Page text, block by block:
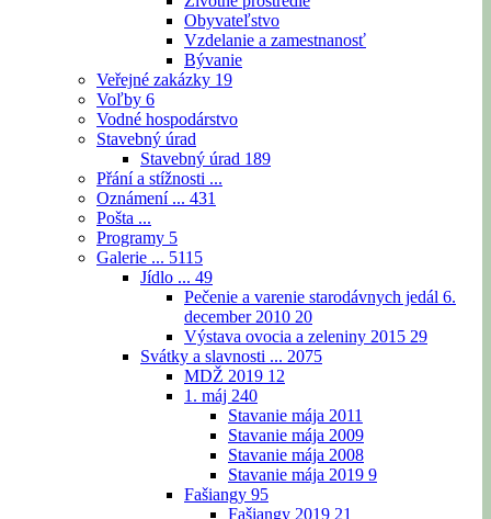
Obyvateľstvo
Vzdelanie a zamestnanosť
Bývanie
Veřejné zakázky 19
Voľby 6
Vodné hospodárstvo
Stavebný úrad
Stavebný úrad 189
Přání a stížnosti ...
Oznámení ... 431
Pošta ...
Programy 5
Galerie ... 5115
Jídlo ... 49
Pečenie a varenie starodávnych jedál 6.
december 2010 20
Výstava ovocia a zeleniny 2015 29
Svátky a slavnosti ... 2075
MDŽ 2019 12
1. máj 240
Stavanie mája 2011
Stavanie mája 2009
Stavanie mája 2008
Stavanie mája 2019 9
Fašiangy 95
Fašiangy 2019 21